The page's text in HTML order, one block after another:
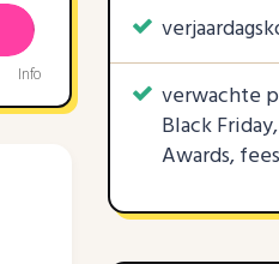
Info
verwachte
Black
Awards,